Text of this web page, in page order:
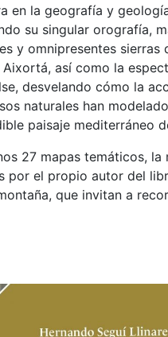
en la geografía y
su singular orografía,
y omnipresentes sierras
Aixortá, así como la
desvelando cómo la
naturales han
paisaje mediterráneo
27 mapas temáticos, la
por el propio autor del
que invitan a